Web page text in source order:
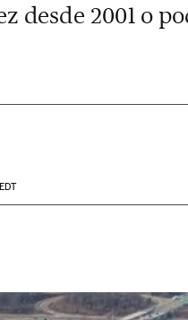
desde 2001 o
Sociales